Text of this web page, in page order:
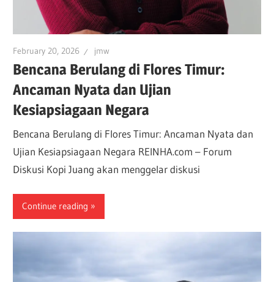
February 20, 2026 jmw
Bencana Berulang di Flores Timur:
Ancaman Nyata dan Ujian
Kesiapsiagaan Negara
Bencana Berulang di Flores Timur: Ancaman Nyata dan
Ujian Kesiapsiagaan Negara REINHA.com – Forum
Diskusi Kopi Juang akan menggelar diskusi
Continue reading